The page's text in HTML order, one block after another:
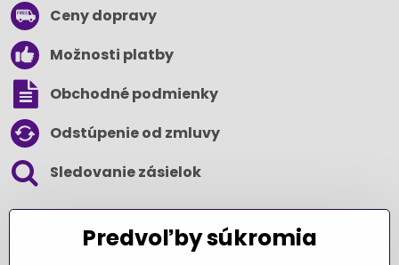
Ceny dopravy
Možnosti platby
Obchodné podmienky
Odstúpenie od zmluvy
Sledovanie zásielok
Predvoľby súkromia